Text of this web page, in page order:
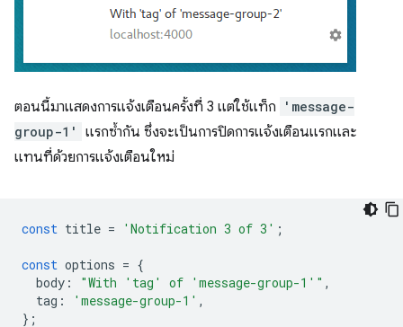
ตอนนี้มาแสดงการแจ้งเตือนครั้งที่ 3 แต่ใช้แท็ก
'message-
group-1'
แรกซ้ำกัน ซึ่งจะเป็นการปิดการแจ้งเตือนแรกและ
แทนที่ด้วยการแจ้งเตือนใหม่
const title = 'Notification 3 of 3' ;
const options = {
body : "With 'tag' of 'message-group-1'" ,
tag : 'message-group-1' ,
};